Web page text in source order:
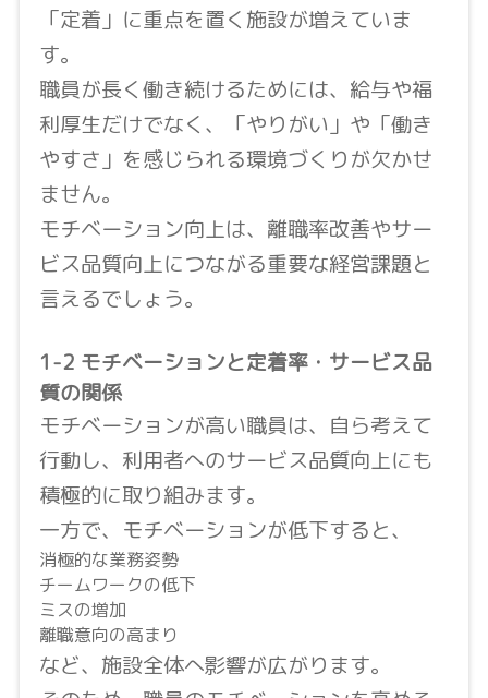
「定着」に重点を置く施設が増えていま
す。
職員が長く働き続けるためには、給与や福
利厚生だけでなく、「やりがい」や「働き
やすさ」を感じられる環境づくりが欠かせ
ません。
モチベーション向上は、離職率改善やサー
ビス品質向上につながる重要な経営課題と
言えるでしょう。
1-2 モチベーションと定着率・サービス品
質の関係
モチベーションが高い職員は、自ら考えて
行動し、利用者へのサービス品質向上にも
積極的に取り組みます。
一方で、モチベーションが低下すると、
消極的な業務姿勢
チームワークの低下
ミスの増加
離職意向の高まり
など、施設全体へ影響が広がります。